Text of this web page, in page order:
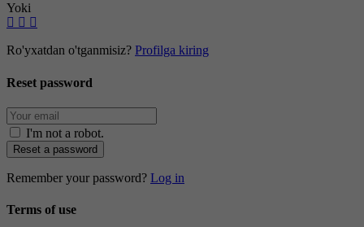
Yoki
Ro'yxatdan o'tganmisiz? Profilga kiring
Reset password
I'm not a robot.
Reset a password
Remember your password? Log in
Terms of use